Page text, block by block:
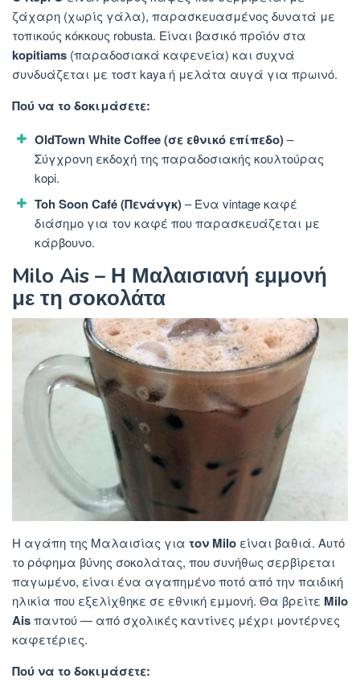
ζάχαρη (χωρίς γάλα), παρασκευασμένος δυνατά με
τοπικούς κόκκους robusta. Είναι βασικό προϊόν στα
kopitiams (παραδοσιακά καφενεία) και συχνά
συνδυάζεται με τοστ kaya ή μελάτα αυγά για πρωινό.
Πού να το δοκιμάσετε:
OldTown White Coffee (σε εθνικό επίπεδο)–
Σύγχρονη εκδοχή της παραδοσιακής κουλτούρας
kopi.
Toh Soon Café (Πενάνγκ)– Ένα vintage καφέ
διάσημο για τον καφέ που παρασκευάζεται με
κάρβουνο.
Milo Ais – Η Μαλαισιανή εμμονή
με τη σοκολάτα
Η αγάπη της Μαλαισίας για τον Milo είναι βαθιά. Αυτό
το ρόφημα βύνης σοκολάτας, που συνήθως σερβίρεται
παγωμένο, είναι ένα αγαπημένο ποτό από την παιδική
ηλικία που εξελίχθηκε σε εθνική εμμονή. Θα βρείτε Milo
Aisπαντού — από σχολικές καντίνες μέχρι μοντέρνες
καφετέριες.
Πού να το δοκιμάσετε: